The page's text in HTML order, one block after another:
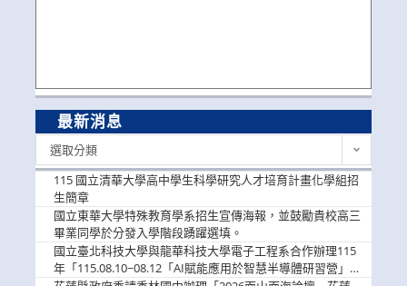
最新消息
選取分類
115 國立清華大學高中學生科學研究人才培育計畫化學組招
生簡章
國立東華大學特殊教育學系招生宣傳海報，並鼓勵貴校高三
畢業同學於分發入學階段踴躍選填。
國立臺北科技大學與龍華科技大學電子工程系合作辦理115
年「115.08.10~08.12「AI賦能應用於智慧半導體研習營」，